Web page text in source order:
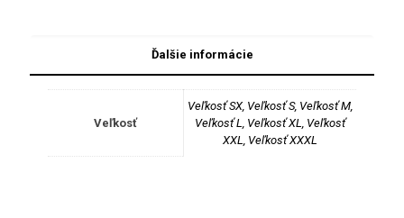
Ďalšie informácie
Veľkosť
Veľkosť SX, Veľkosť S, Veľkosť M,
Veľkosť L, Veľkosť XL, Veľkosť
XXL, Veľkosť XXXL